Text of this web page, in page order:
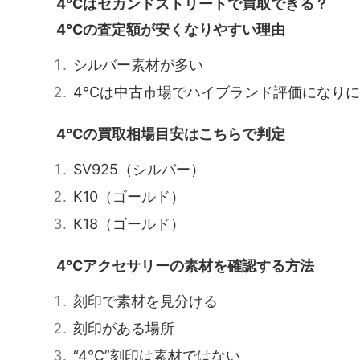
4℃の査定額が安くなりやすい理由
シルバー素材が多い
4℃は中古市場でハイブランド評価になり
4℃の買取相場目安はこちらで判定
SV925（シルバー）
K10（ゴールド）
K18（ゴールド）
4℃アクセサリーの素材を確認する方法
刻印で素材を見分ける
刻印がある場所
“4℃”刻印は素材ではない